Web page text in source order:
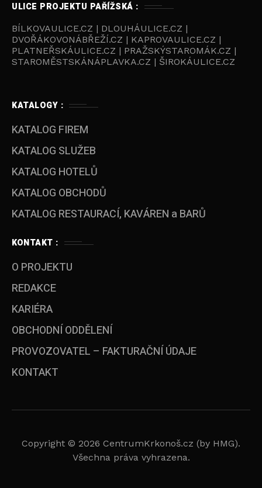
ULICE PROJEKTU PAŘÍŽSKÁ :
BÍLKOVAULICE.CZ | DLOUHÁULICE.CZ |
DVOŘÁKOVONÁBŘEŽÍ.CZ | KAPROVAULICE.CZ |
PLATNEŘSKÁULICE.CZ | PRAŽSKÝSTAROMÁK.CZ |
STAROMĚSTSKÁNÁPLAVKA.CZ | ŠIROKÁULICE.CZ
KATALOGY :
KATALOG FIREM
KATALOG SLUŽEB
KATALOG HOTELŮ
KATALOG OBCHODŮ
KATALOG RESTAURACÍ, KAVÁREN a BARŮ
KONTAKT :
O PROJEKTU
REDAKCE
KARIÉRA
OBCHODNÍ ODDĚLENÍ
PROVOZOVATEL – FAKTURAČNÍ ÚDAJE
KONTAKT
Copyright © 2026 CentrumKrkonoš.cz (by HMG).
Všechna práva vyhrazena.